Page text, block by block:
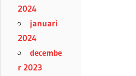
2024
januari
2024
decembe
r 2023